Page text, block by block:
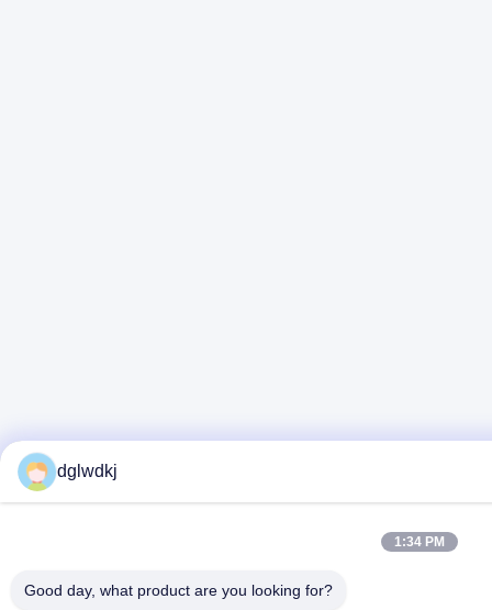
dglwdkj
1:34 PM
Good day, what product are you looking for?